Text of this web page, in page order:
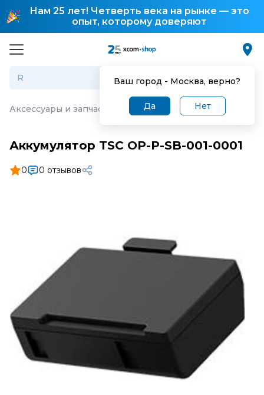
Нам 25 лет! Четверть века на рынке — это
опыт, которому доверяют
Ваш город - Москва, верно?
Да Нет
Аксессуары и запчасти для торгового оборудования
Аккумулятор TSC OP-P-SB-001-0001
0 0 отзывов